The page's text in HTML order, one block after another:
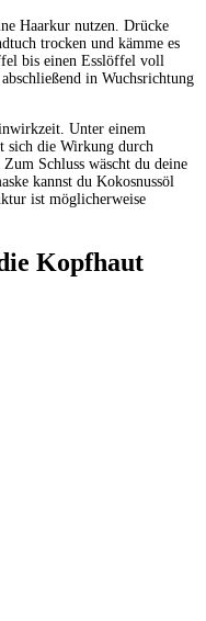
Haarkur nutzen. Drücke
trocken und kämme es
bis einen Esslöffel voll
abschließend in Wuchsrichtung
Unter einem
sich die Wirkung durch
Zum Schluss wäscht du deine
kannst du Kokosnussöl
ist möglicherweise
Kopfhaut